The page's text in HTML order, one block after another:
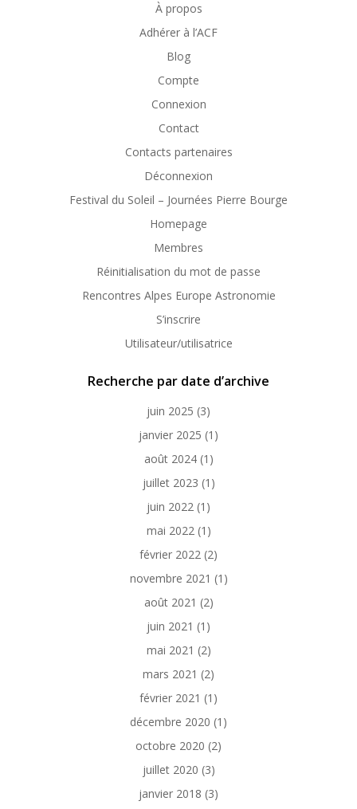
À propos
Adhérer à l’ACF
Blog
Compte
Connexion
Contact
Contacts partenaires
Déconnexion
Festival du Soleil – Journées Pierre Bourge
Homepage
Membres
Réinitialisation du mot de passe
Rencontres Alpes Europe Astronomie
S’inscrire
Utilisateur/utilisatrice
Recherche par date d’archive
juin 2025 (3)
janvier 2025 (1)
août 2024(1)
juillet 2023 (1)
juin 2022 (1)
mai 2022(1)
février 2022 (2)
novembre 2021 (1)
août 2021 (2)
juin 2021 (1)
mai 2021 (2)
mars 2021 (2)
février 2021 (1)
décembre 2020 (1)
octobre 2020 (2)
juillet 2020 (3)
janvier 2018 (3)